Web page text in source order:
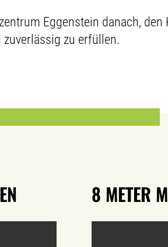
Eggenstein danach, den
zu erfüllen.
8 METER